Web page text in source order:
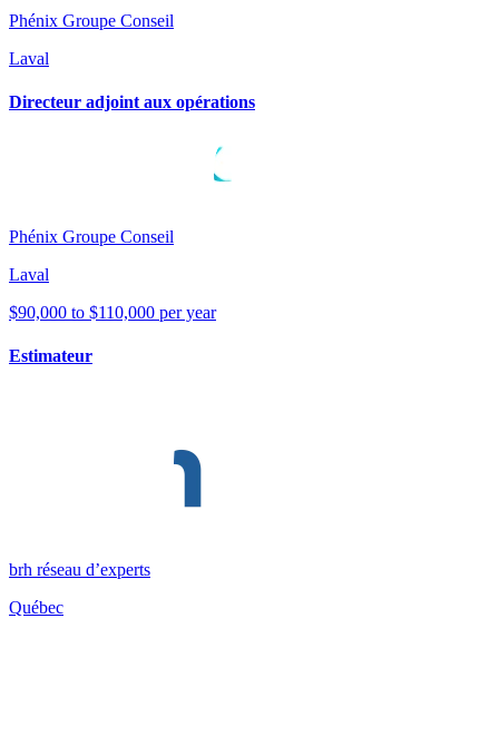
Phénix Groupe Conseil
Laval
Directeur adjoint aux opérations
Phénix Groupe Conseil
Laval
$90,000 to $110,000 per year
Estimateur
brh réseau d’experts
Québec